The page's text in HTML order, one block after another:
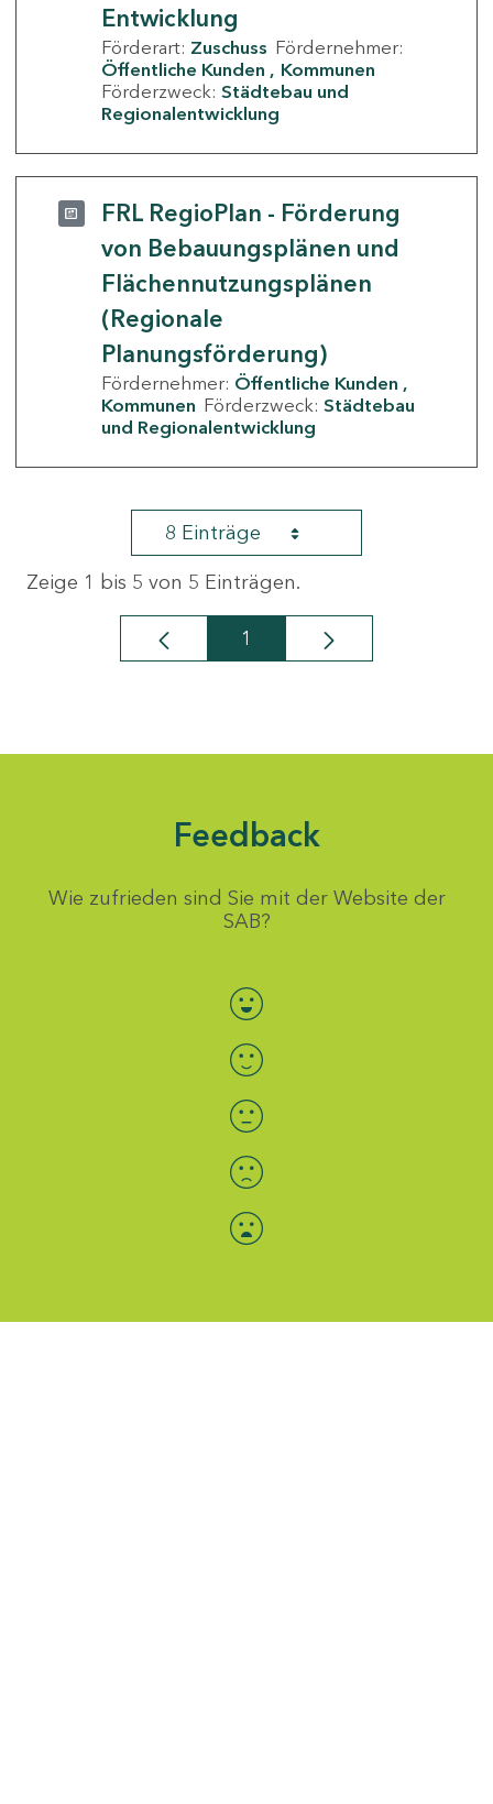
Entwicklung
Förderart: Zuschuss Fördernehmer:
Öffentliche Kunden
Kommunen
Förderzweck: Städtebau und
Regionalentwicklung
FRL RegioPlan - Förderung
von Bebauungsplänen und
Flächennutzungsplänen
(Regionale
Planungsförderung)
Fördernehmer: Öffentliche Kunden
Kommunen Förderzweck: Städtebau
und Regionalentwicklung
8 Einträge
Zeige 1 bis 5 von 5 Einträgen.
Seite
1
Feedback
Wie zufrieden sind Sie mit der Website der
SAB?
Bewertung auswählen